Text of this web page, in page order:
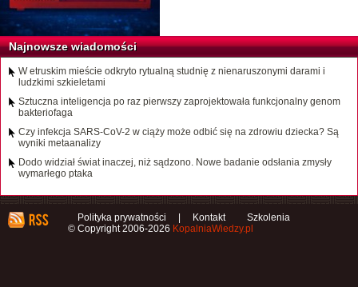
Najnowsze wiadomości
W etruskim mieście odkryto rytualną studnię z nienaruszonymi darami i
ludzkimi szkieletami
Sztuczna inteligencja po raz pierwszy zaprojektowała funkcjonalny genom
bakteriofaga
Czy infekcja SARS-CoV-2 w ciąży może odbić się na zdrowiu dziecka? Są
wyniki metaanalizy
Dodo widział świat inaczej, niż sądzono. Nowe badanie odsłania zmysły
wymarłego ptaka
Polityka prywatności Kontakt
Szkolenia
© Copyright 2006-2026 KopalniaWiedzy.pl